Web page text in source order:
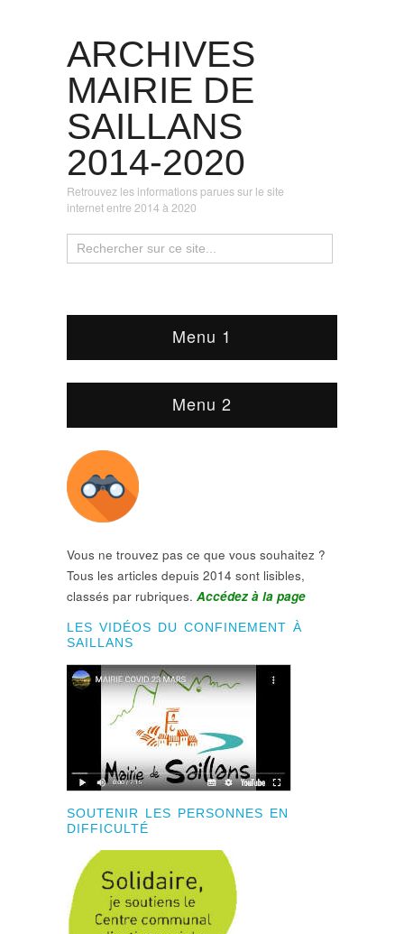
ARCHIVES
MAIRIE DE
SAILLANS
2014-2020
Retrouvez les informations parues sur le site
internet entre 2014 à 2020
Menu 1
Menu 2
Vous ne trouvez pas ce que vous souhaitez ?
Tous les articles depuis 2014 sont lisibles,
classés par rubriques. Accédez à la page
LES VIDÉOS DU CONFINEMENT À
SAILLANS
SOUTENIR LES PERSONNES EN
DIFFICULTÉ